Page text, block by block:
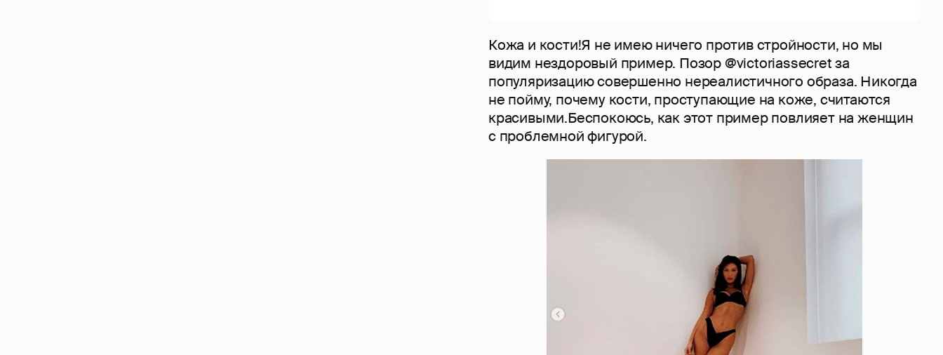
Кожа и кости!Я не имею ничего против стройности, но мы
видим нездоровый пример. Позор @victoriassecret за
популяризацию совершенно нереалистичного образа. Никогда
не пойму, почему кости, проступающие на коже, считаются
красивыми.Беспокоюсь, как этот пример повлияет на женщин
с проблемной фигурой.